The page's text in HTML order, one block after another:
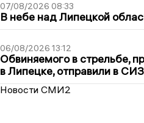
07/08/2026 08:33
В небе над Липецкой
06/08/2026 13:12
Обвиняемого в стрельбе,
в Липецке, отправили в
Новости СМИ2